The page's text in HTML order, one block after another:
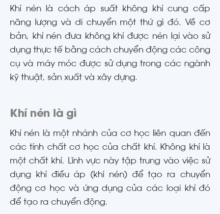
Khí nén là cách áp suất không khí cung cấp
năng lượng và di chuyển một thứ gì đó. Về cơ
bản, khí nén đưa không khí được nén lại vào sử
dụng thực tế bằng cách chuyển động các công
cụ và máy móc được sử dụng trong các ngành
kỹ thuật, sản xuất và xây dựng.
Khí nén là gì
Khí nén là một nhánh của cơ học liên quan đến
các tính chất cơ học của chất khí. Không khí là
một chất khí. Lĩnh vực này tập trung vào việc sử
dụng khí điều áp (khí nén) để tạo ra chuyển
động cơ học và ứng dụng của các loại khí đó
để tạo ra chuyển động.